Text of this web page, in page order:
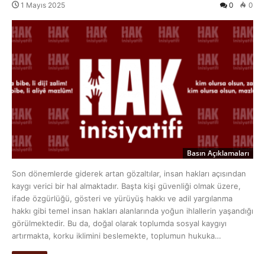
1 Mayıs 2025 0 0
Basın Açıklamaları
Son dönemlerde giderek artan gözaltılar, insan hakları açısından
kaygı verici bir hal almaktadır. Başta kişi güvenliği olmak üzere,
ifade özgürlüğü, gösteri ve yürüyüş hakkı ve adil yargılanma
hakkı gibi temel insan hakları alanlarında yoğun ihlallerin yaşandığı
görülmektedir. Bu da, doğal olarak toplumda sosyal kaygıyı
artırmakta, korku iklimini beslemekte, toplumun hukuka…